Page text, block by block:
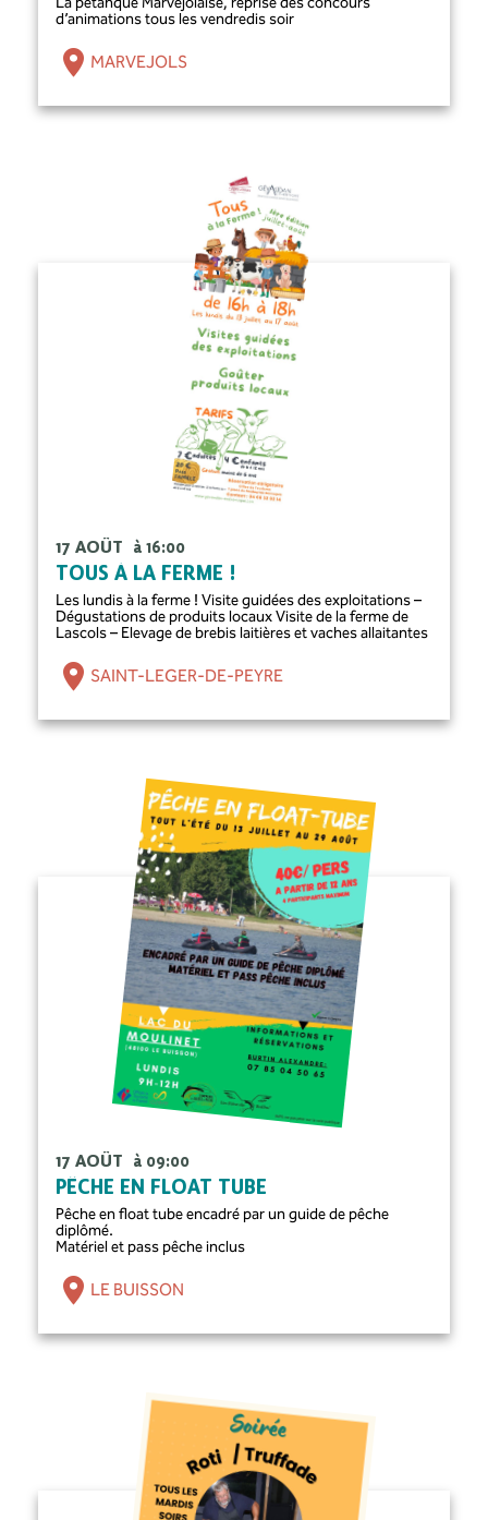
d’animations tous les vendredis soir
MARVEJOLS
17 AOÛT à 16:00
TOUS À LA FERME !
Les lundis à la ferme ! Visite guidées des exploitations –
Dégustations de produits locaux Visite de la ferme de
Lascols – Elevage de brebis laitières et vaches allaitantes
SAINT-LEGER-DE-PEYRE
17 AOÛT à 09:00
PÊCHE EN FLOAT TUBE
Pêche en float tube encadré par un guide de pêche
diplômé.
Matériel et pass pêche inclus
LE BUISSON